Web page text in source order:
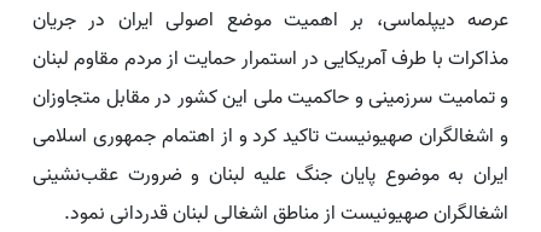
عرصه دیپلماسی، بر اهمیت موضع اصولی ایران در جریان
مذاکرات با طرف آمریکایی در استمرار حمایت از مردم مقاوم لبنان
و تمامیت سرزمینی و حاکمیت ملی این کشور در مقابل متجاوزان
و اشغالگران صهیونیست تاکید کرد و از اهتمام جمهوری اسلامی
ایران به موضوع پایان جنگ علیه لبنان و ضرورت عقب‌نشینی
اشغالگران صهیونیست از مناطق اشغالی لبنان قدردانی نمود.